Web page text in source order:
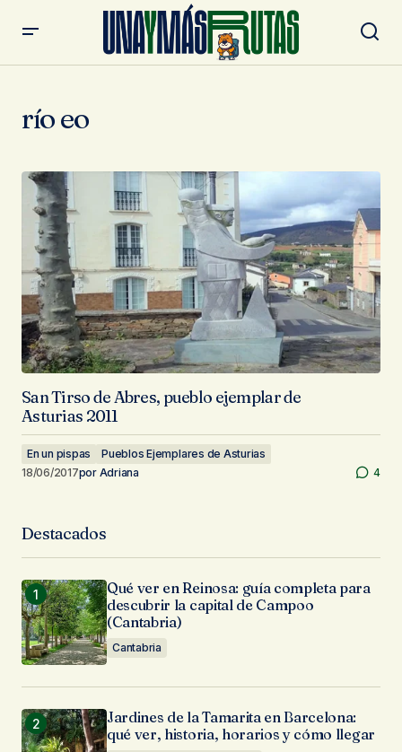
río eo
San Tirso de Abres, pueblo ejemplar de
Asturias 2011
En un pispas
Pueblos Ejemplares de Asturias
18/06/2017por Adriana 4
Destacados
Qué ver en Reinosa: guía completa para
descubrir la capital de Campoo
(Cantabria)
Cantabria
Jardines de la Tamarita en Barcelona:
qué ver, historia, horarios y cómo llegar